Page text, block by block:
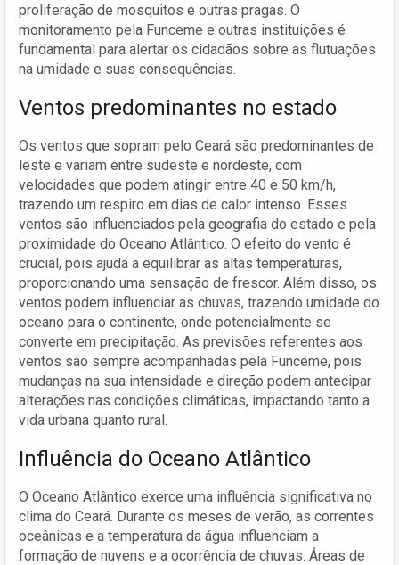
proliferação de mosquitos e outras pragas. O
monitoramento pela Funceme e outras instituições é
fundamental para alertar os cidadãos sobre as flutuações
na umidade e suas consequências.
Ventos predominantes no estado
Os ventos que sopram pelo Ceará são predominantes de
leste e variam entre sudeste e nordeste, com
velocidades que podem atingir entre 40 e 50 km/h,
trazendo um respiro em dias de calor intenso. Esses
ventos são influenciados pela geografia do estado e pela
proximidade do Oceano Atlântico. O efeito do vento é
crucial, pois ajuda a equilibrar as altas temperaturas,
proporcionando uma sensação de frescor. Além disso, os
ventos podem influenciar as chuvas, trazendo umidade do
oceano para o continente, onde potencialmente se
converte em precipitação. As previsões referentes aos
ventos são sempre acompanhadas pela Funceme, pois
mudanças na sua intensidade e direção podem antecipar
alterações nas condições climáticas, impactando tanto a
vida urbana quanto rural.
Influência do Oceano Atlântico
O Oceano Atlântico exerce uma influência significativa no
clima do Ceará. Durante os meses de verão, as correntes
oceânicas e a temperatura da água influenciam a
formação de nuvens e a ocorrência de chuvas. Áreas de